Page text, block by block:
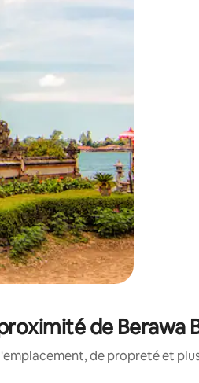
et en faisant glisser.
de Berawa
de propreté et